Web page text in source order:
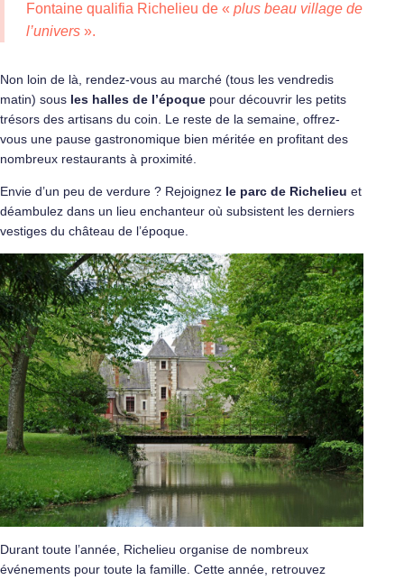
Fontaine qualifia Richelieu de « plus beau village de
l’univers ».
Non loin de là, rendez-vous au marché (tous les vendredis
matin) sous les halles de l’époque pour découvrir les petits
trésors des artisans du coin. Le reste de la semaine, offrez-
vous une pause gastronomique bien méritée en profitant des
nombreux restaurants à proximité.
Envie d’un peu de verdure ? Rejoignez le parc de Richelieu et
déambulez dans un lieu enchanteur où subsistent les derniers
vestiges du château de l’époque.
Durant toute l’année, Richelieu organise de nombreux
événements pour toute la famille. Cette année, retrouvez